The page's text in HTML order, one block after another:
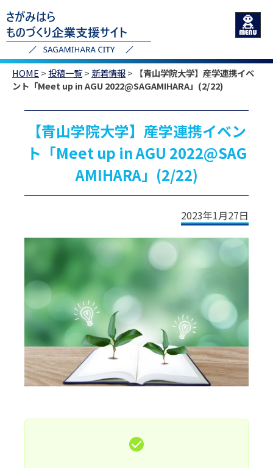
HOME >投稿一覧> 新着情報>
【青山学院大学】産学連携イベ
ント「Meet up in AGU 2022@SAGAMIHARA」(2/22)
【青山学院大学】産学連携イベン
ト「Meet up in AGU 2022@SAG
AMIHARA」(2/22)
2023年1月27日